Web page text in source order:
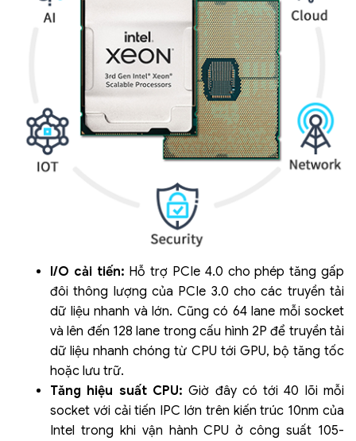
I/O cải tiến: Hỗ trợ PCIe 4.0 cho phép tăng gấp
đôi thông lượng của PCIe 3.0 cho các truyền tải
dữ liệu nhanh và lớn. Cũng có 64 lane mỗi socket
và lên đến 128 lane trong cấu hình 2P để truyền tải
dữ liệu nhanh chóng từ CPU tới GPU, bộ tăng tốc
hoặc lưu trữ.
Tăng hiệu suất CPU: Giờ đây có tới 40 lõi mỗi
socket với cải tiến IPC lớn trên kiến trúc 10nm của
Intel trong khi vận hành CPU ở công suất 105-